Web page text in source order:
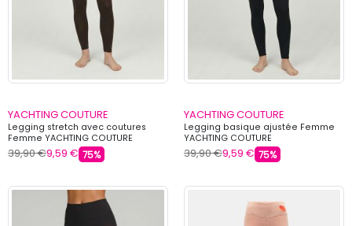
YACHTING COUTURE
Legging stretch avec coutures
Femme YACHTING COUTURE
39,90 €9,59 € 75%
YACHTING COUTURE
Legging basique ajustée Femme
YACHTING COUTURE
39,90 €9,59 € 75%